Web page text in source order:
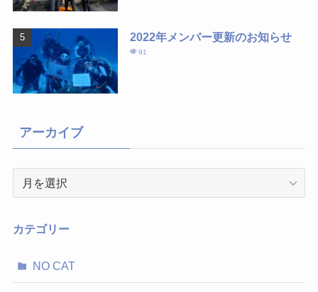
2022年メンバー更新のお知らせ
91
アーカイブ
イ
カテゴリー
NO CAT